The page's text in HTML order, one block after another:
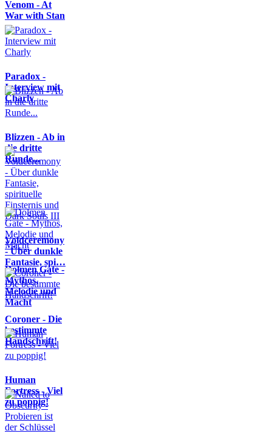
Venom - At
War with Stan
Paradox -
Interview mit
Charly
Blizzen - Ab in
die dritte
Runde...
Voidceremony
- Über dunkle
Fantasie, spi…
Dolmen Gate -
Mythos,
Melodie und
Macht
Coroner - Die
bestimmte
Handschrift!
Human
Fortress - Viel
zu poppig!